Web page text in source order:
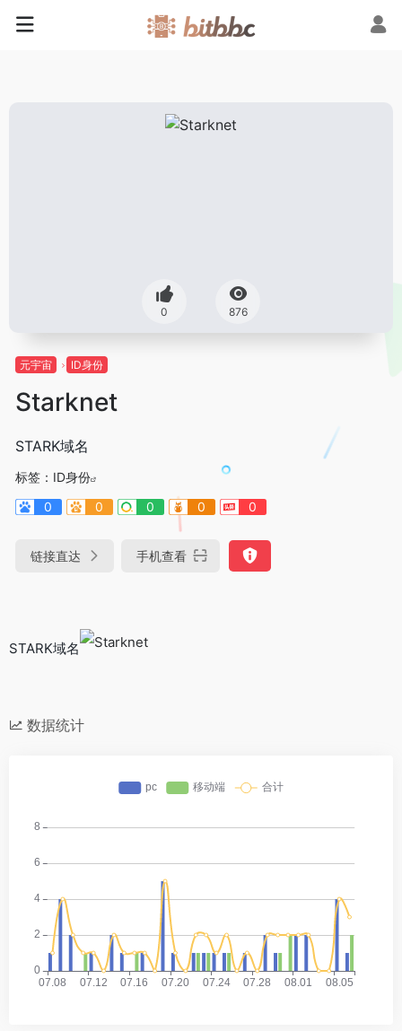
0 876
元宇宙 ID身份
Starknet
STARK域名
标签： ID身份
0
0 0 0 0
链接直达 手机查看
STARK域名
数据统计